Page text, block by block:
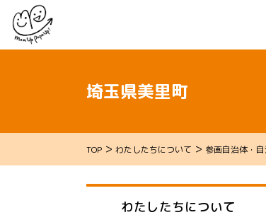
埼玉県美里町
TOP > わたしたちについて > 参画自治体・
わたしたちについて